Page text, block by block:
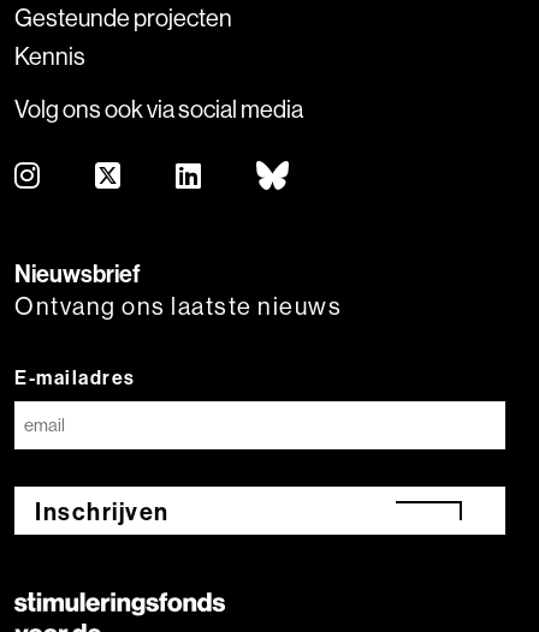
Gesteunde projecten
Kennis
Volg ons ook via social media
Nieuwsbrief
Ontvang ons laatste nieuws
E-mailadres
Inschrijven